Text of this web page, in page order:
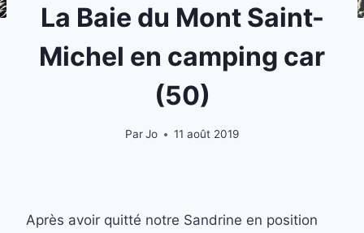
La Baie du Mont Saint-
Michel en camping car
(50)
ParJo 11 août 2019
Après avoir quitté notre Sandrine en position